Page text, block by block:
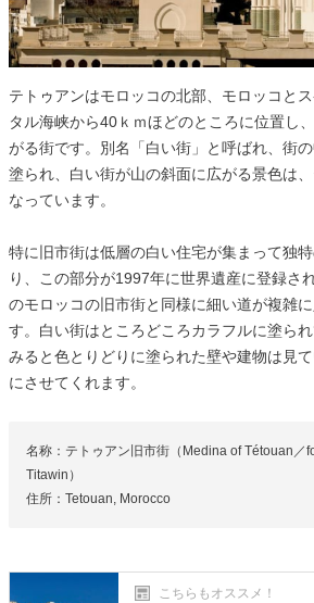
テトゥアンはモロッコの北部、モロッコと
タル海峡から40ｋｍほどのところに位置し
がる街です。別名「白い街」と呼ばれ、街
塗られ、白い街が山の斜面に広がる景色は
なっています。
特に旧市街は低層の白い住宅が集まって独
り、この部分が1997年に世界遺産に登録さ
のモロッコの旧市街と同様に細い道が複雑
す。白い街はところどころカラフルに塗ら
みると色とりどりに塗られた壁や建物は見
にさせてくれます。
名称：テトゥアン旧市街（Medina of Tétouan／
Titawin）
住所：Tetouan, Morocco
こちらもオススメ！